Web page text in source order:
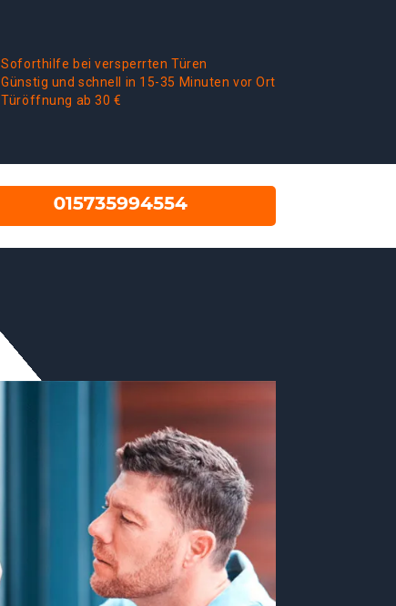
Soforthilfe bei versperrten Türen
Günstig und schnell in 15-35 Minuten vor Ort
Türöffnung ab 30 €